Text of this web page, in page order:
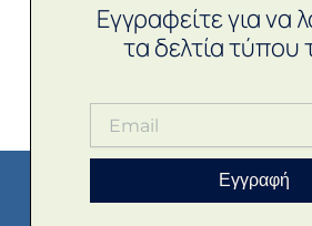
Εγγραφείτε για να
τα δελτία τύπου
Εγγραφή